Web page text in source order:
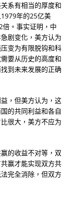
系有相当的厚度和
年的25亿美
。事实证明，中
剧变化，美方认为
变为有限脱钩和科
要从历史的高度和
到未来发展的正确
，但美方认为，这
的共同利益和各自
很大，美方不应为
的收益不对等，双
赢才能实现双方共
完全消除，但双方